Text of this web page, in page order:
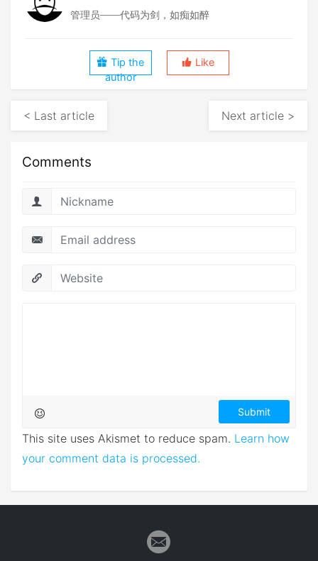
管理员——代码为剑，如痴如醉
Tip the
author
Like
< Last article Next article >
Comments
This site uses Akismet to reduce spam. Learn how
your comment data is processed.